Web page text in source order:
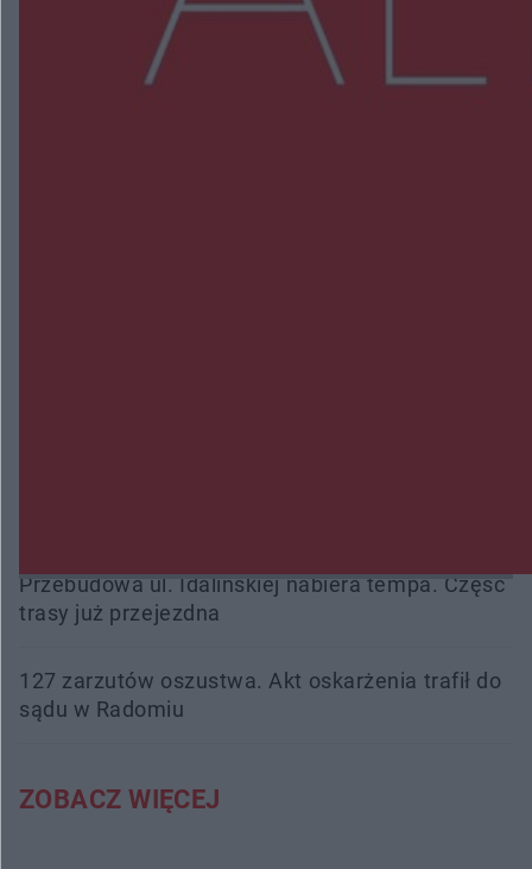
Więcej
Przebudowa ul. Idalińskiej nabiera tempa. Część
trasy już przejezdna
127 zarzutów oszustwa. Akt oskarżenia trafił do
sądu w Radomiu
ZOBACZ WIĘCEJ